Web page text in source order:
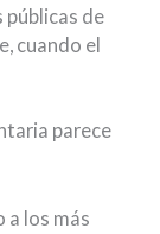
públicas de
cuando el
parece
a los más